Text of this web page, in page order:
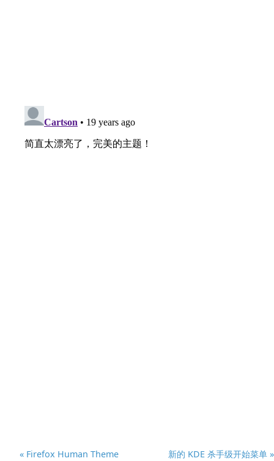
« Firefox Human Theme 新的 KDE 杀手级开始菜单 »